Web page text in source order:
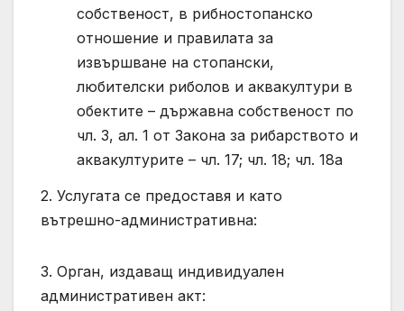
собственост, в рибностопанско
отношение и правилата за
извършване на стопански,
любителски риболов и аквакултури в
обектите – държавна собственост по
чл. 3, ал. 1 от Закона за рибарството и
аквакултурите – чл. 17; чл. 18; чл. 18а
2. Услугата се предоставя и като
вътрешно-административна:
3. Орган, издаващ индивидуален
административен акт: